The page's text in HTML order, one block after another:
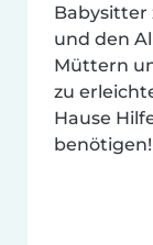
Babysitter
und den
Müttern
zu
Hause
benötigen!